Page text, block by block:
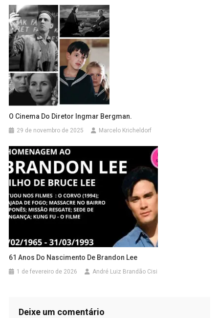
O Cinema Do Diretor Ingmar Bergman.
29 de novembro de 2025 Marcelo Kricheldorf
61 Anos Do Nascimento De Brandon Lee
1 de fevereiro de 2026 André Luiz Brandão Cisi
Deixe um comentário